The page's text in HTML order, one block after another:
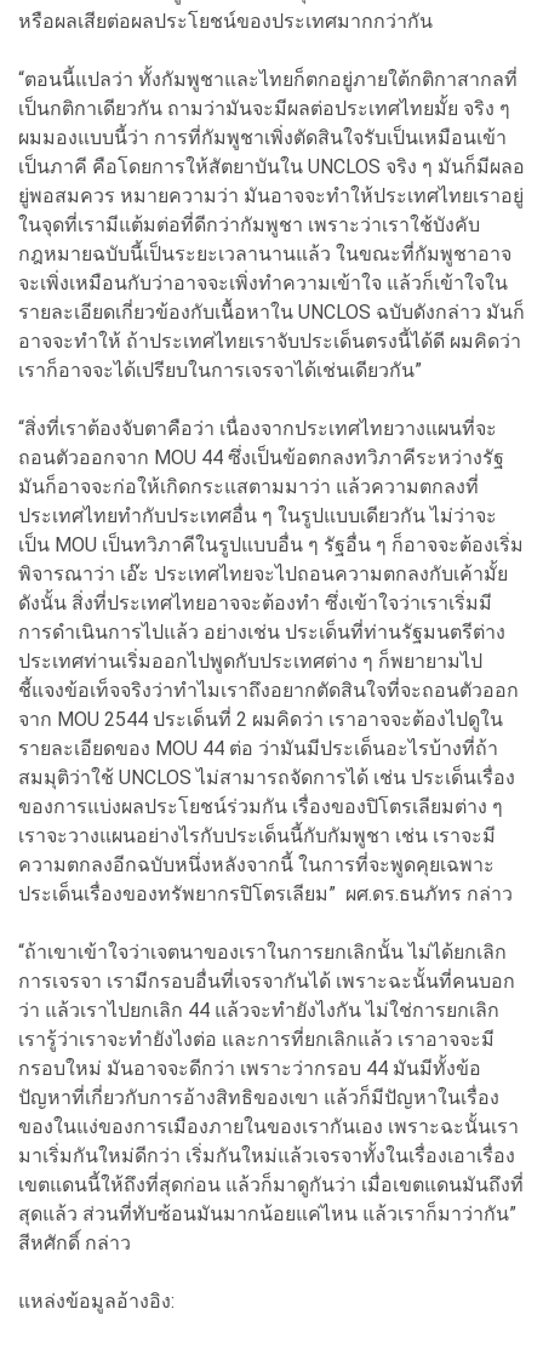
หรือผลเสียต่อผลประโยชน์ของประเทศมากกว่ากัน
“ตอนนี้แปลว่า ทั้งกัมพูชาและไทยก็ตกอยู่ภายใต้กติกาสากลที่
เป็นกติกาเดียวกัน ถามว่ามันจะมีผลต่อประเทศไทยมั้ย จริง ๆ
ผมมองแบบนี้ว่า การที่กัมพูชาเพิ่งตัดสินใจรับเป็นเหมือนเข้า
เป็นภาคี คือโดยการให้สัตยาบันใน UNCLOS จริง ๆ มันก็มีผลอ
ยู่พอสมควร หมายความว่า มันอาจจะทำให้ประเทศไทยเราอยู่
ในจุดที่เรามีแต้มต่อที่ดีกว่ากัมพูชา เพราะว่าเราใช้บังคับ
กฎหมายฉบับนี้เป็นระยะเวลานานแล้ว ในขณะที่กัมพูชาอาจ
จะเพิ่งเหมือนกับว่าอาจจะเพิ่งทำความเข้าใจ แล้วก็เข้าใจใน
รายละเอียดเกี่ยวข้องกับเนื้อหาใน UNCLOS ฉบับดังกล่าว มันก็
อาจจะทำให้ ถ้าประเทศไทยเราจับประเด็นตรงนี้ได้ดี ผมคิดว่า
เราก็อาจจะได้เปรียบในการเจรจาได้เช่นเดียวกัน”
“สิ่งที่เราต้องจับตาคือว่า เนื่องจากประเทศไทยวางแผนที่จะ
ถอนตัวออกจาก MOU 44 ซึ่งเป็นข้อตกลงทวิภาคีระหว่างรัฐ
มันก็อาจจะก่อให้เกิดกระแสตามมาว่า แล้วความตกลงที่
ประเทศไทยทำกับประเทศอื่น ๆ ในรูปแบบเดียวกัน ไม่ว่าจะ
เป็น MOU เป็นทวิภาคีในรูปแบบอื่น ๆ รัฐอื่น ๆ ก็อาจจะต้องเริ่ม
พิจารณาว่า เอ๊ะ ประเทศไทยจะไปถอนความตกลงกับเค้ามั้ย
ดังนั้น สิ่งที่ประเทศไทยอาจจะต้องทำ ซึ่งเข้าใจว่าเราเริ่มมี
การดำเนินการไปแล้ว อย่างเช่น ประเด็นที่ท่านรัฐมนตรีต่าง
ประเทศท่านเริ่มออกไปพูดกับประเทศต่าง ๆ ก็พยายามไป
ชี้แจงข้อเท็จจริงว่าทำไมเราถึงอยากตัดสินใจที่จะถอนตัวออก
จาก MOU 2544 ประเด็นที่ 2 ผมคิดว่า เราอาจจะต้องไปดูใน
รายละเอียดของ MOU 44 ต่อ ว่ามันมีประเด็นอะไรบ้างที่ถ้า
สมมุติว่าใช้ UNCLOS ไม่สามารถจัดการได้ เช่น ประเด็นเรื่อง
ของการแบ่งผลประโยชน์ร่วมกัน เรื่องของปิโตรเลียมต่าง ๆ
เราจะวางแผนอย่างไรกับประเด็นนี้กับกัมพูชา เช่น เราจะมี
ความตกลงอีกฉบับหนึ่งหลังจากนี้ ในการที่จะพูดคุยเฉพาะ
ประเด็นเรื่องของทรัพยากรปิโตรเลียม” ผศ.ดร.ธนภัทร กล่าว
“ถ้าเขาเข้าใจว่าเจตนาของเราในการยกเลิกนั้น ไม่ได้ยกเลิก
การเจรจา เรามีกรอบอื่นที่เจรจากันได้ เพราะฉะนั้นที่คนบอก
ว่า แล้วเราไปยกเลิก 44 แล้วจะทำยังไงกัน ไม่ใช่การยกเลิก
เรารู้ว่าเราจะทำยังไงต่อ และการที่ยกเลิกแล้ว เราอาจจะมี
กรอบใหม่ มันอาจจะดีกว่า เพราะว่ากรอบ 44 มันมีทั้งข้อ
ปัญหาที่เกี่ยวกับการอ้างสิทธิของเขา แล้วก็มีปัญหาในเรื่อง
ของในแง่ของการเมืองภายในของเรากันเอง เพราะฉะนั้นเรา
มาเริ่มกันใหม่ดีกว่า เริ่มกันใหม่แล้วเจรจาทั้งในเรื่องเอาเรื่อง
เขตแดนนี้ให้ถึงที่สุดก่อน แล้วก็มาดูกันว่า เมื่อเขตแดนมันถึงที่
สุดแล้ว ส่วนที่ทับซ้อนมันมากน้อยแค่ไหน แล้วเราก็มาว่ากัน”
สีหศักดิ์ กล่าว
แหล่งข้อมูลอ้างอิง: